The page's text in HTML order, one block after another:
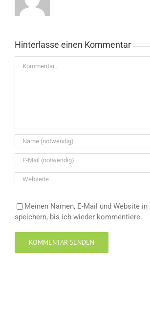
Hinterlasse einen Kommentar
Meinen Namen, E-Mail und Website
speichern, bis ich wieder kommentiere.